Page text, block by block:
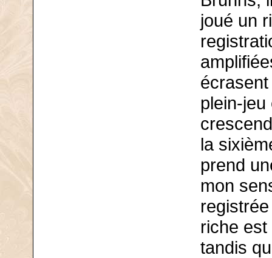
joué un
plein-jeu
la
prend
mon
riche
tandis